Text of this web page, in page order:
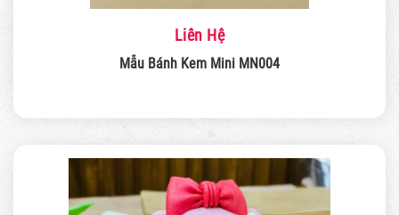
Liên Hệ
Mẫu Bánh Kem Mini MN004